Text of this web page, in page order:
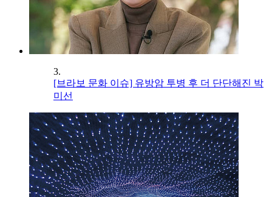
3.
[브라보 문화 이슈] 유방암 투병 후 더 단단해진 박
미선